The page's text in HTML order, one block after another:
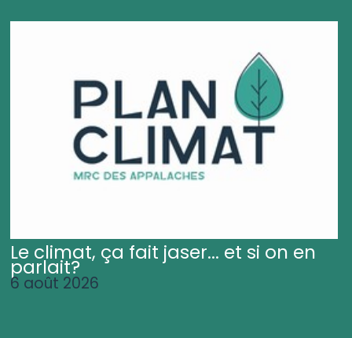
Le climat, ça fait jaser... et si on en
parlait?
6 août 2026